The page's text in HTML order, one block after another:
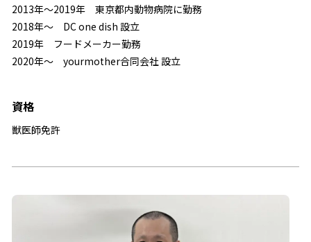
2013年～2019年 東京都内動物病院に勤務
2018年～ DC one dish 設立
2019年 フードメーカー勤務
2020年～ yourmother合同会社 設立
資格
獣医師免許